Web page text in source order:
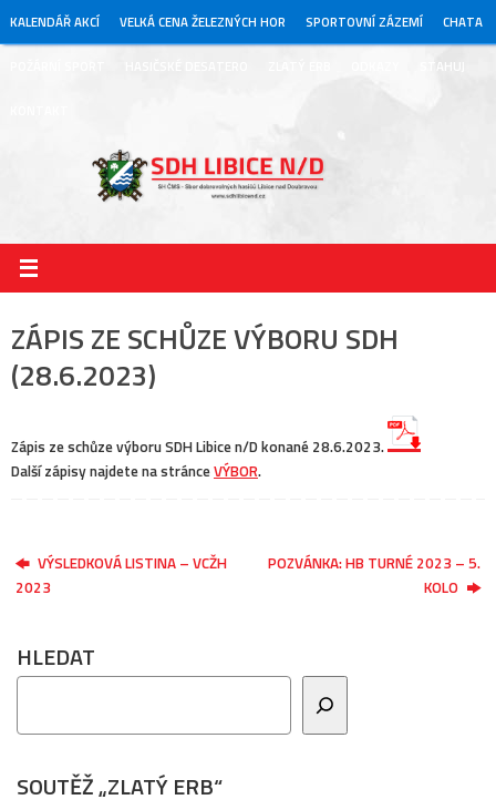
KALENDÁŘ AKCÍ VELKÁ CENA ŽELEZNÝCH HOR SPORTOVNÍ ZÁZEMÍ CHATA
STAHUJ
ZÁPIS ZE SCHŮZE VÝBORU SDH
(28.6.2023)
Zápis ze schůze výboru SDH Libice n/D konané 28.6.2023.
Další zápisy najdete na stránceVÝBOR.
VÝSLEDKOVÁ LISTINA – VCŽH
2023
POZVÁNKA: HB TURNÉ 2023 – 5.
KOLO
HLEDAT
SOUTĚŽ „ZLATÝ ERB“